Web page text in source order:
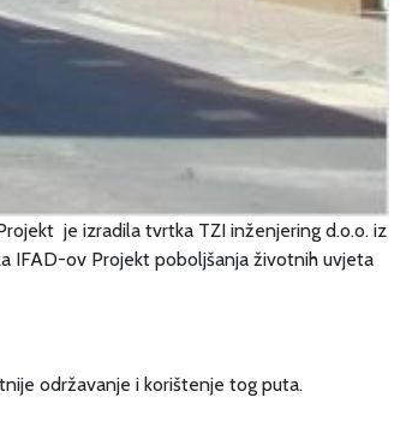
je izradila tvrtka TZI inženjering d.o.o. iz
IFAD-ov Projekt poboljšanja životnih uvjeta
održavanje i korištenje tog puta.